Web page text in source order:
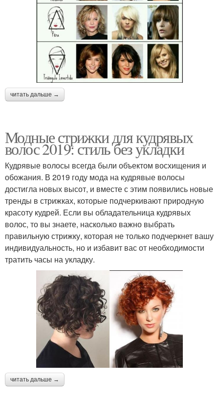
читать дальше →
Модные стрижки для кудрявых
волос 2019: стиль без укладки
Кудрявые волосы всегда были объектом восхищения и
обожания. В 2019 году мода на кудрявые волосы
достигла новых высот, и вместе с этим появились новые
тренды в стрижках, которые подчеркивают природную
красоту кудрей. Если вы обладательница кудрявых
волос, то вы знаете, насколько важно выбрать
правильную стрижку, которая не только подчеркнет вашу
индивидуальность, но и избавит вас от необходимости
тратить часы на укладку.
читать дальше →